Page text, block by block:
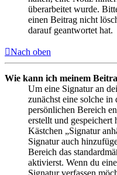
überarbeitet wurde.
einen Beitrag nicht
darauf geantwortet hat.
Nach oben
Wie kann ich meinem
Um eine Signatur an
zunächst eine solche
persönlichen Bereich
erstellt und gespeichert
Kästchen „Signatur
Signatur auch
Bereich das
aktivierst. Wenn du
Signatur verfassen